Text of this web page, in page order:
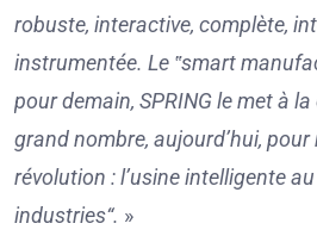
robuste, interactive, complète,
instrumentée. Le ‟smart
pour demain, SPRING le met à
grand nombre, aujourd’hui,
révolution : l’usine intelligente
industries“. »